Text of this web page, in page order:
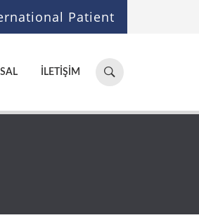
Patient
Hastane,
doktor,
ara...
İLETIŞIM